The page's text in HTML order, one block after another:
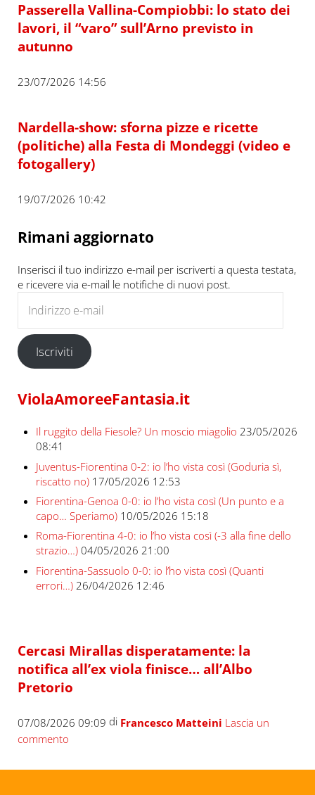
Passerella Vallina-Compiobbi: lo stato dei
lavori, il “varo” sull’Arno previsto in
autunno
23/07/2026 14:56
Nardella-show: sforna pizze e ricette
(politiche) alla Festa di Mondeggi (video e
fotogallery)
19/07/2026 10:42
Rimani aggiornato
Inserisci il tuo indirizzo e-mail per iscriverti a questa testata,
e ricevere via e-mail le notifiche di nuovi post.
Iscriviti
ViolaAmoreeFantasia.it
Il ruggito della Fiesole? Un moscio miagolio 23/05/2026
08:41
Juventus-Fiorentina 0-2: io l’ho vista così (Goduria sì,
riscatto no) 17/05/2026 12:53
Fiorentina-Genoa 0-0: io l’ho vista così (Un punto e a
capo… Speriamo) 10/05/2026 15:18
Roma-Fiorentina 4-0: io l’ho vista così (-3 alla fine dello
strazio…) 04/05/2026 21:00
Fiorentina-Sassuolo 0-0: io l’ho vista così (Quanti
errori…) 26/04/2026 12:46
Cercasi Mirallas disperatamente: la
notifica all’ex viola finisce… all’Albo
Pretorio
07/08/2026 09:09 di Francesco Matteini Lascia un
commento